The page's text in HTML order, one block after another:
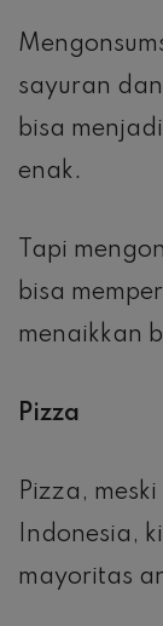
sayuran
bisa
enak.
Tapi
bisa
menaikkan
Pizza
Pizza,
Indonesia,
mayoritas